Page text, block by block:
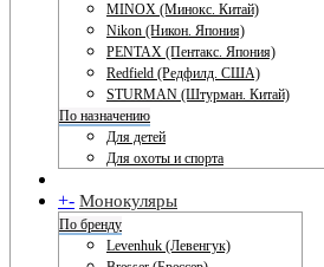
MINOX (Минокс. Китай)
Nikon (Никон. Япония)
PENTAX (Пентакс. Япония)
Redfield (Редфилд. США)
STURMAN (Штурман. Китай)
По назначению
Для детей
Для охоты и спорта
+- Монокуляры
По бренду
Levenhuk (Левенгук)